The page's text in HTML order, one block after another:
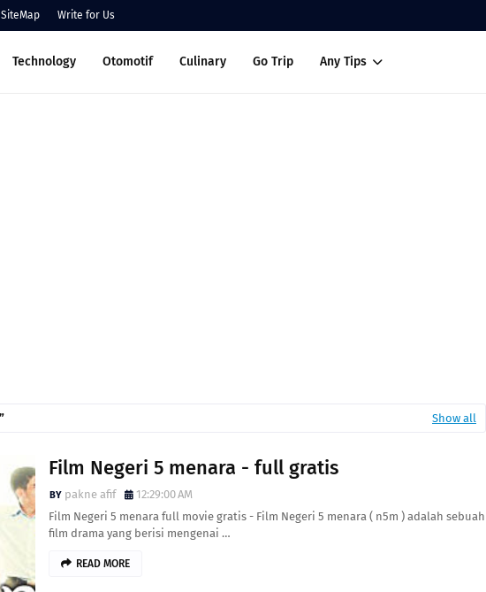
SiteMap Write for Us
Technology Otomotif Culinary Go Trip Any Tips
Show all
Film Negeri 5 menara - full gratis
pakne afif
12:29:00 AM
Film Negeri 5 menara full movie gratis - Film Negeri 5 menara ( n5m ) adalah sebuah
film drama yang berisi mengenai …
READ MORE